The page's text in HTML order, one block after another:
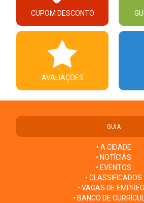
CUPOM DESCONTO
AVALIAÇÕES
GUIA
• A CIDADE
• NOTÍCIAS
• EVENTOS
• CLASSIFICADOS
• VAGAS DE
• BANCO DE